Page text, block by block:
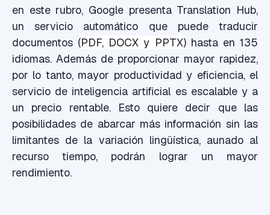
en este rubro, Google presenta Translation Hub,
un servicio automático que puede traducir
documentos (PDF, DOCX y PPTX)hasta en 135
idiomas. Además de proporcionar mayor rapidez,
por lo tanto, mayor productividad y eficiencia, el
servicio de inteligencia artificial es escalable y a
un precio rentable. Esto quiere decir que las
posibilidades de abarcar más información sin las
limitantes de la variación lingüística, aunado al
recurso tiempo, podrán lograr un mayor
rendimiento.